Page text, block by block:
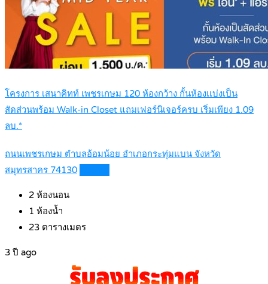
โครงการ เสนาคิทท์ เพชรเกษม 120 ห้องกว้าง กั้นห้องเเบ่งเป็น
สัดส่วนพร้อม Walk-in Closet แถมเฟอร์นิเจอร์ครบ เริ่มเพียง 1.09
ลบ.*
ถนนเพชรเกษม ตำบลอ้อมน้อย อำเภอกระทุ่มแบน จังหวัด
สมุทรสาคร 74130
2 ห้องนอน
1 ห้องน้ำ
23 ตารางเมตร
3 ปี ago